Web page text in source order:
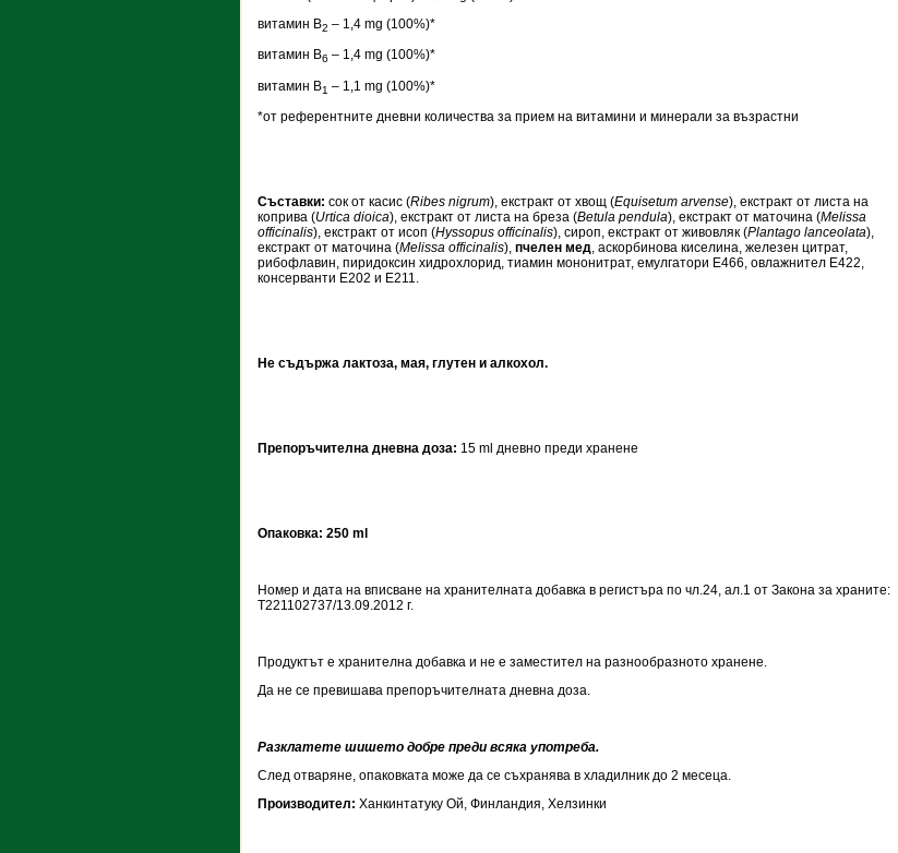
витамин B2 – 1,4 mg (100%)*
витамин В6 – 1,4 mg (100%)*
витамин B1 – 1,1 mg (100%)*
*от референтните дневни количества за прием на витамини и минерали за възрастни
Съставки: сок от касис (Ribes nigrum), екстракт от хвощ (Equisetum arvense), екстракт от листа на
коприва (Urtica dioica), екстракт от листа на бреза (Betula pendula), екстракт от маточина (Melissa
officinalis), екстракт от исоп (Hyssopus officinalis), сироп, екстракт от живовляк (Plantago lanceolata),
екстракт от маточина (Melissa officinalis), пчелен мед, аскорбинова киселина, железен цитрат,
рибофлавин, пиридоксин хидрохлорид, тиамин мононитрат, емулгатори Е466, овлажнител Е422,
консерванти Е202 и Е211.
Не съдържа лактоза, мая, глутен и алкохол.
Препоръчителна дневна доза: 15 ml дневно преди хранене
Опаковка: 250 ml
Номер и дата на вписване на хранителната добавка в регистъра по чл.24, ал.1 от Закона за храните:
Т221102737/13.09.2012 г.
Продуктът е хранителна добавка и не е заместител на разнообразното хранене.
Да не се превишава препоръчителната дневна доза.
Разклатете шишето добре преди всяка употреба.
След отваряне, опаковката може да се съхранява в хладилник до 2 месеца.
Производител: Ханкинтатуку Oй, Финландия, Хелзинки